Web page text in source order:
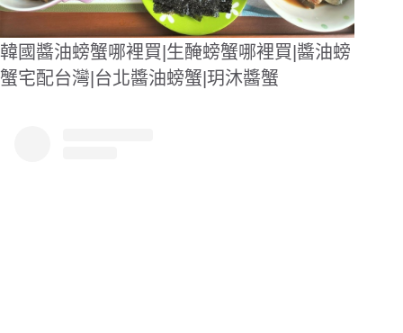
韓國醬油螃蟹哪裡買|生醃螃蟹哪裡買|醬油螃
蟹宅配台灣|台北醬油螃蟹|玥沐醬蟹